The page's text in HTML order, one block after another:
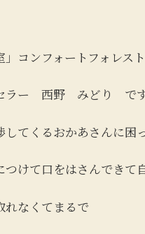
」コンフォートフォレスト
ラー 西野 みどり です
てくるおかあさんに困
けて口をはさんできて
れなくてまるで